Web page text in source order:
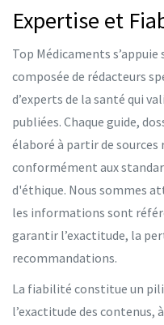
Expertise et
Top Médicaments
composée de rédacteurs
d’experts de la santé qui
publiées. Chaque guide,
élaboré à partir de sources
conformément aux
d'éthique. Nous sommes
les informations sont
garantir l’exactitude, la
recommandations.
La fiabilité constitue un
l’exactitude des contenus,